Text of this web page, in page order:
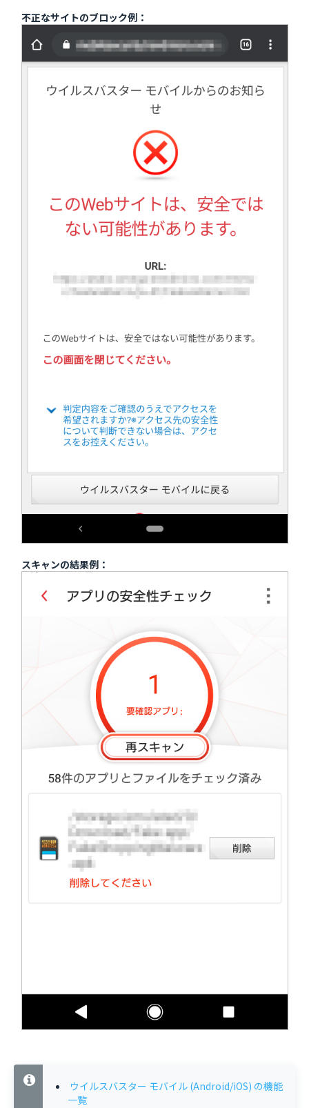
不正なサイトのブロック例：
スキャンの結果例：
ウイルスバスター モバイル (Android/iOS) の機能
一覧